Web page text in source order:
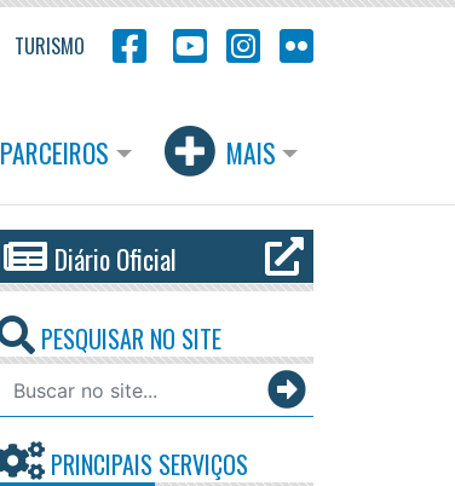
TURISMO
PARCEIROS MAIS
Diário Oficial
PESQUISAR NO SITE
PRINCIPAIS SERVIÇOS